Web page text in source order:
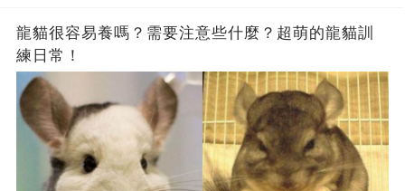
龍貓很容易養嗎？需要注意些什麼？超萌的龍貓訓
練日常！